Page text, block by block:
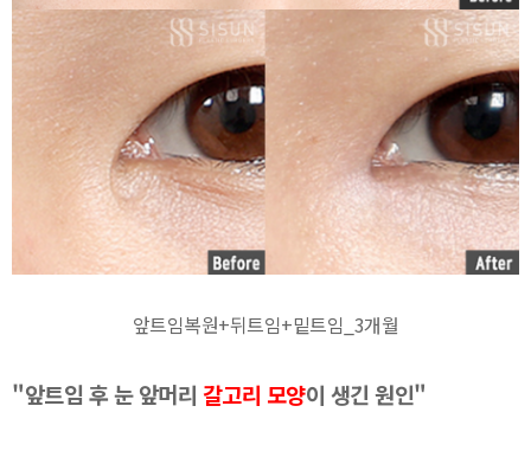
앞트임복원+뒤트임+밑트임_3개월
"앞트임 후 눈 앞머리 갈고리 모양이 생긴 원인"